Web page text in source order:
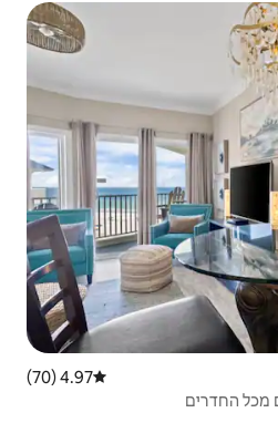
5, 70 ביקורות